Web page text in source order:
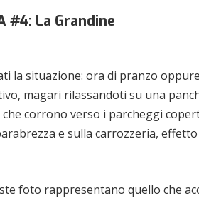
#4: La Grandine
la situazione: ora di pranzo
magari rilassandoti su una
che corrono verso i parcheggi
e sulla carrozzeria,
foto rappresentano quello che